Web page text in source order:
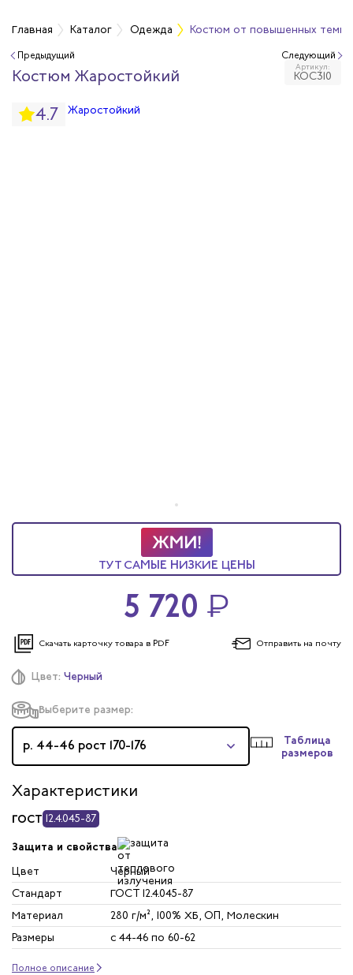
Главная Каталог Одежда Костюм от повышенных
Предыдущий
Костюм Жаростойкий Артикул:
КОС310
4.7
Цвет: Черный
Выберите размер:
р. 44-46 рост 170-176
Таблица
размеров
Характеристики
ГОСТ 12.4.045-87
Защита и свойства
Цвет
Черный
Стандарт
ГОСТ 12.4.045-87
Материал
280 г/м², 100% ХБ, ОП, Молескин
Размеры
с 44-46 по 60-62
Полное описание
ТУТ САМЫЕ НИЗКИЕ ЦЕНЫ
5 720 ₽
Скачать карточку товара в PDF Отправить на почту
Следующий